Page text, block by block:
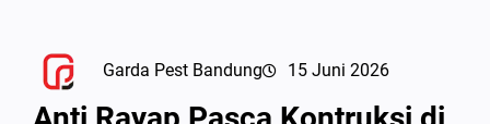
Garda Pest Bandung 15 Juni 2026